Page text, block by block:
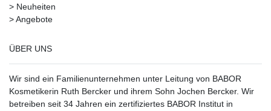
> Neuheiten
>Angebote
ÜBER UNS
Wir sind ein Familienunternehmen unter Leitung von BABOR
Kosmetikerin Ruth Bercker und ihrem Sohn Jochen Bercker. Wir
betreiben seit 34 Jahren ein zertifiziertes BABOR Institut in